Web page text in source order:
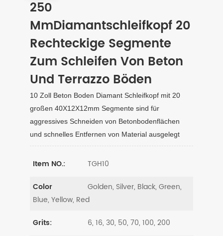
250
MmDiamantschleifkopf 20
Rechteckige Segmente
Zum Schleifen Von Beton
Und Terrazzo Böden
10 Zoll Beton Boden Diamant Schleifkopf mit 20
großen 40X12X12mm Segmente sind für
aggressives Schneiden von Betonbodenflächen
und schnelles Entfernen von Material ausgelegt
Item NO.: TGH10
Color
Golden, Silver, Black, Green,
Blue, Yellow, Red
Grits: 6, 16, 30, 50, 70, 100, 200